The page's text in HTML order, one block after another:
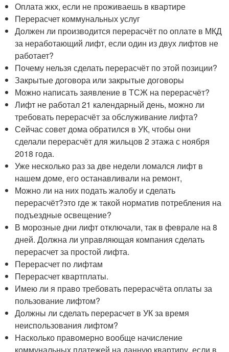
Оплата жкх, если не проживаешь в квартире
Перерасчет коммунальных услуг
Должен ли производится перерасчёт по оплате в МКД
за неработающий лифт, если один из двух лифтов не
работает?
Почему нельзя сделать перерасчёт по этой позиции?
Закрытые договора или закрытые договоры
Можно написать заявление в ТСЖ на перерасчёт?
Лифт не работал 21 календарный день, можно ли
требовать перерасчёт за обслуживание лифта?
Сейчас совет дома обратился в УК, чтобы они
сделали перерасчёт для жильцов 2 этажа с ноября
2018 года.
Уже несколько раз за две недели ломался лифт в
нашем доме, его останавливали на ремонт,
Можно ли на них подать жалобу и сделать
перерасчёт?это где ж такой норматив потребления на
подъездные освещение?
В морозные дни лифт отключали, так в феврале на 8
дней. Должна ли управляющая компания сделать
перерасчет за простой лифта.
Перерасчет по лифтам
Перерасчет квартплаты.
Имею ли я право требовать перерасчёта оплаты за
пользование лифтом?
Должны ли сделать перерасчет в УК за время
неиспользования лифтом?
Насколько правомерно вообще начисление